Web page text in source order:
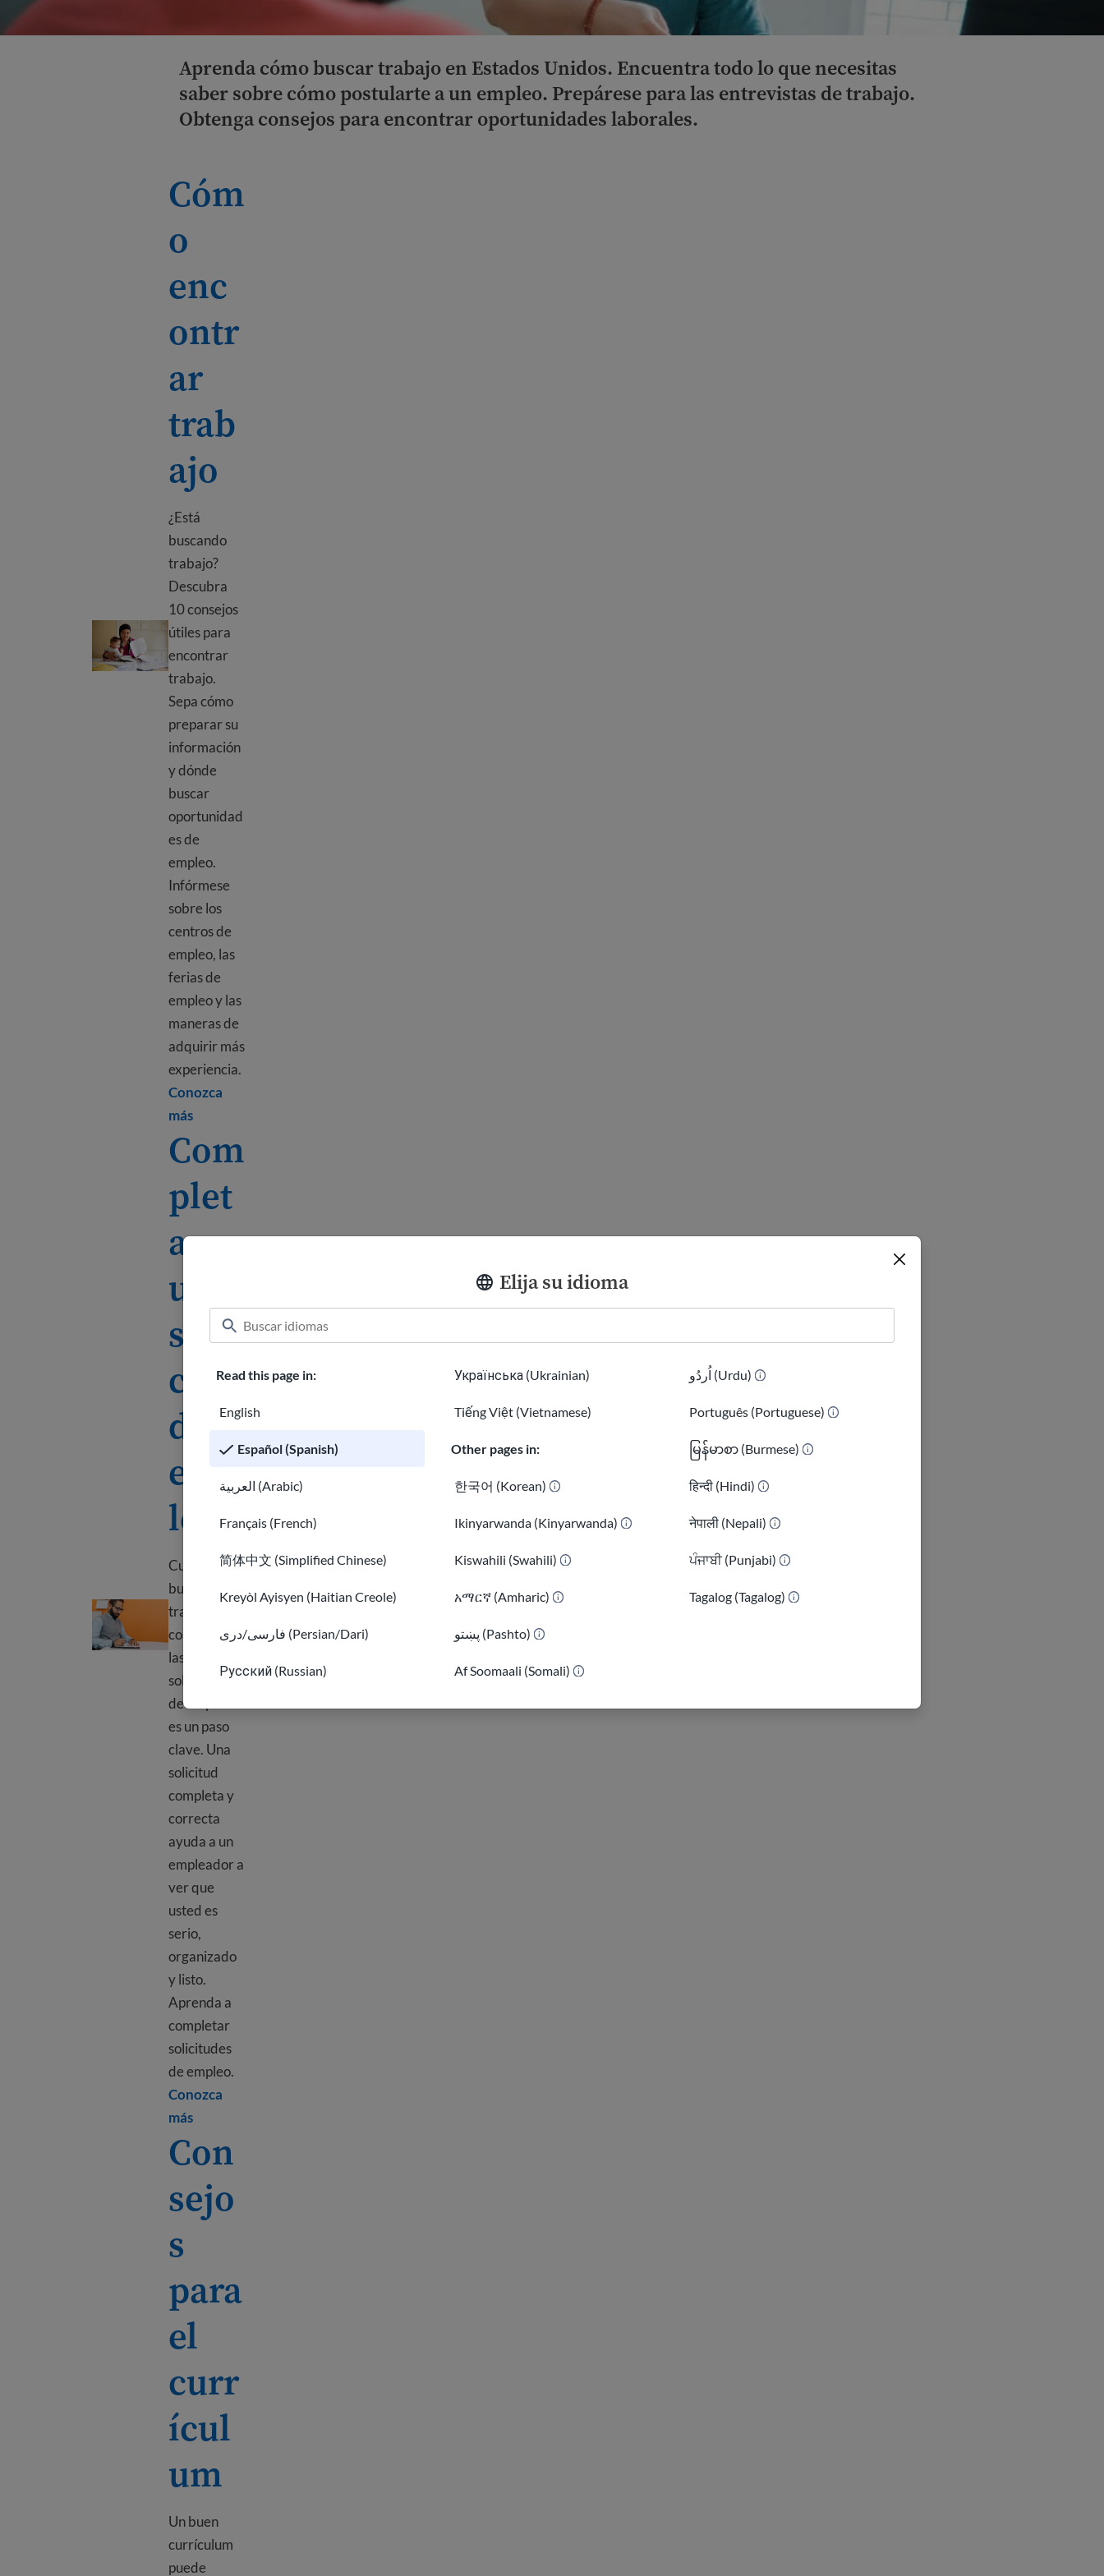
Elija su idioma
Read this page in:
English
Español (Spanish)
العربية (Arabic)
Français (French)
简体中文 (Simplified Chinese)
Kreyòl Ayisyen (Haitian Creole)
فارسی/دری (Persian/Dari)
Русский (Russian)
Українська (Ukrainian)
Tiếng Việt (Vietnamese)
Other pages in:
한국어 (Korean)
Ikinyarwanda (Kinyarwanda)
Kiswahili (Swahili)
አማርኛ (Amharic)
پښتو (Pashto)
Af Soomaali (Somali)
اُردُو (Urdu)
Português (Portuguese)
မြန်မာစာ (Burmese)
हिन्दी (Hindi)
नेपाली (Nepali)
ਪੰਜਾਬੀ (Punjabi)
Tagalog (Tagalog)
Aprenda cómo buscar trabajo en Estados Unidos. Encuentra todo lo que necesitas
saber sobre cómo postularte a un empleo. Prepárese para las entrevistas de trabajo.
Obtenga consejos para encontrar oportunidades laborales.
Cómo encontrar trabajo
Cóm
o
enc
ontr
ar
trab
ajo
¿Está
buscando
trabajo?
Descubra
10 consejos
útiles para
encontrar
trabajo.
Sepa cómo
preparar su
información
y dónde
buscar
oportunidad
es de
empleo.
Infórmese
sobre los
centros de
empleo, las
ferias de
empleo y las
maneras de
adquirir más
experiencia.
Conozca
másLearn more about How to find a job
Completar una solicitud de empleo
Com
plet
ar
una
soli
citu
d de
emp
leo
Cuando
busca
trabajo,
completar
las
solicitudes
de empleo
es un paso
clave. Una
solicitud
completa y
correcta
ayuda a un
empleador a
ver que
usted es
serio,
organizado
y listo.
Aprenda a
completar
solicitudes
de empleo.
Conozca
másLearn more about Filling out a job application
Con
sejo
s
para
el
curr
ícul
um
Un buen
currículum
puede